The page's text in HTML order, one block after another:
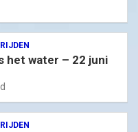
het water – 22 juni